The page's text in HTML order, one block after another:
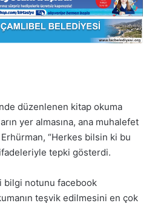
düzenlenen kitap okuma
yer almasına, ana muhalefet
“Herkes bilsin ki bu
ifadeleriyle tepki gösterdi.
bilgi notunu facebook
teşvik edilmesini en çok